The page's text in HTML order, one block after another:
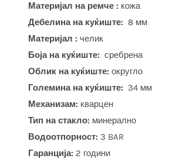
Материјал на ремче : кожа
Дебелина на куќиште: 8 мм
Материјал : челик
Боја на куќиште: сребрена
Облик на куќиште: округло
Големина на куќиште: 34 мм
Механизам: кварцен
Тип на стакло: минерално
Водоотпорност: 3 BAR
Гаранција: 2 години